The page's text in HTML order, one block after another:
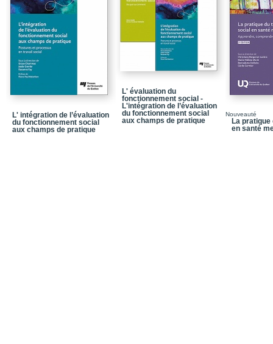
L' intégration de l’évaluation
du fonctionnement social
aux champs de pratique
L' évaluation du
fonctionnement social -
L'intégration de l’évaluation
du fonctionnement social
aux champs de pratique
Nouveauté
La
en santé